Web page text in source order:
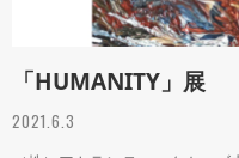
「HUMANITY」展
2021.6.3